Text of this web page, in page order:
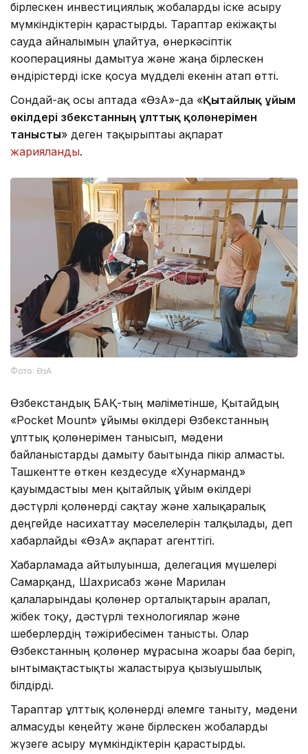
бірлескен инвестициялық жобаларды іске асыру
мүмкіндіктерін қарастырды. Тараптар екіжақты
сауда айналымын ұлғайтуға, өнеркәсіптік
кооперацияны дамытуға және жаңа бірлескен
өндірістерді іске қосуға мүдделі екенін атап өтті.
Сондай-ақ осы аптада «ӨзА»-да «Қытайлық ұйым
өкілдері Өзбекстанның ұлттық қолөнерімен
танысты» деген тақырыптағы ақпарат
жарияланды.
Фото: ӨзА
Өзбекстандық БАҚ-тың мәліметінше, Қытайдың
«Pocket Mount» ұйымы өкілдері Өзбекстанның
ұлттық қолөнерімен танысып, мәдени
байланыстарды дамыту бағытында пікір алмасты.
Ташкентте өткен кездесуде «Хунарманд»
қауымдастығы мен қытайлық ұйым өкілдері
дәстүрлі қолөнерді сақтау және халықаралық
деңгейде насихаттау мәселелерін талқылады, деп
хабарлайды «ӨзА» ақпарат агенттігі.
Хабарламада айтылуынша, делегация мүшелері
Самарқанд, Шахрисабз және Марғилан
қалаларындағы қолөнер орталықтарын аралап,
жібек тоқу, дәстүрлі технологиялар және
шеберлердің тәжірибесімен танысты. Олар
Өзбекстанның қолөнер мұрасына жоғары баға беріп,
ынтымақтастықты жалғастыруға қызығушылық
білдірді.
Тараптар ұлттық қолөнерді әлемге таныту, мәдени
алмасуды кеңейту және бірлескен жобаларды
жүзеге асыру мүмкіндіктерін қарастырды.